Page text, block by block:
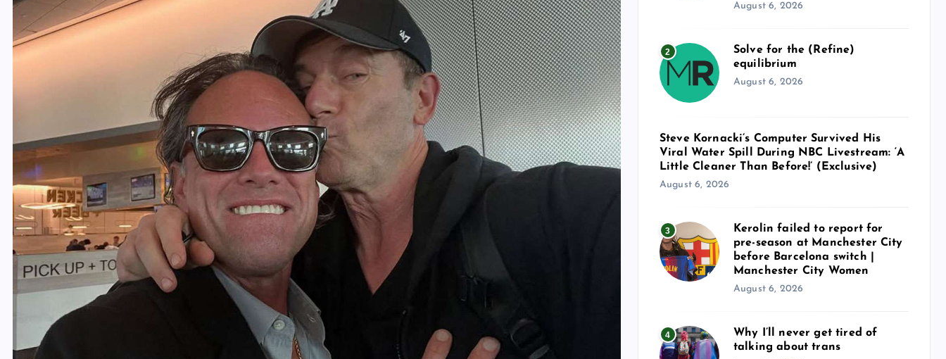
August 6, 2026
2
Solve for the (Refine)
equilibrium
August 6, 2026
Steve Kornacki’s Computer Survived His
Viral Water Spill During NBC Livestream: ‘A
Little Cleaner Than Before!’ (Exclusive)
August 6, 2026
3
Kerolin failed to report for
pre-season at Manchester City
before Barcelona switch |
Manchester City Women
August 6, 2026
4
Why I’ll never get tired of
talking about trans